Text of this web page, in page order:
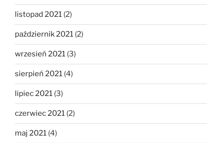
listopad 2021 (2)
październik 2021 (2)
wrzesień 2021 (3)
sierpień 2021 (4)
lipiec 2021 (3)
czerwiec 2021 (2)
maj 2021 (4)